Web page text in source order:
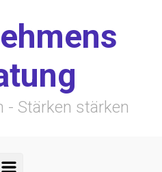
- Stärken stärken